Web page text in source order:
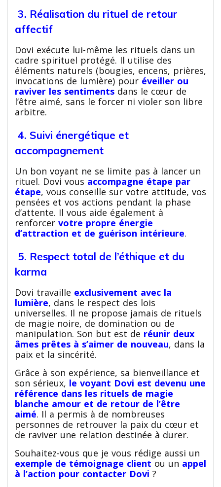
3. Réalisation du rituel de retour
affectif
Dovi exécute lui-même les rituels dans un
cadre spirituel protégé. Il utilise des
éléments naturels (bougies, encens, prières,
invocations de lumière) pour éveiller ou
raviver les sentiments dans le cœur de
l’être aimé, sans le forcer ni violer son libre
arbitre.
4. Suivi énergétique et
accompagnement
Un bon voyant ne se limite pas à lancer un
rituel. Dovi vous accompagne étape par
étape, vous conseille sur votre attitude, vos
pensées et vos actions pendant la phase
d’attente. Il vous aide également à
renforcer votre propre énergie
d’attraction et de guérison intérieure.
5. Respect total de l’éthique et du
karma
Dovi travaille exclusivement avec la
lumière, dans le respect des lois
universelles. Il ne propose jamais de rituels
de magie noire, de domination ou de
manipulation. Son but est de réunir deux
âmes prêtes à s’aimer de nouveau, dans la
paix et la sincérité.
Grâce à son expérience, sa bienveillance et
son sérieux, le voyant Dovi est devenu une
référence dans les rituels de magie
blanche amour et de retour de l’être
aimé. Il a permis à de nombreuses
personnes de retrouver la paix du cœur et
de raviver une relation destinée à durer.
Souhaitez-vous que je vous rédige aussi un
exemple de témoignage client ou un appel
à l’action pour contacter Dovi ?